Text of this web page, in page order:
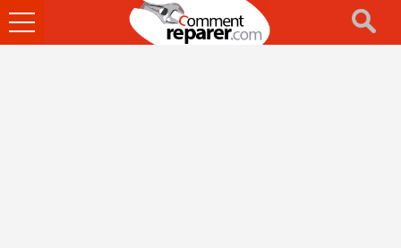
Ouvrir
le